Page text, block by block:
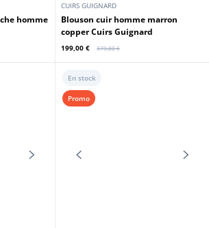
CUIRS GUIGNARD
Blouson cuir homme marron
copper Cuirs Guignard
199,00 € 379,00 €
En stock
Promo